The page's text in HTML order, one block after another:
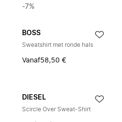
-7%
BOSS
Sweatshirt met ronde hals
Vanaf58,50 €
DIESEL
Scircle Over Sweat-Shirt